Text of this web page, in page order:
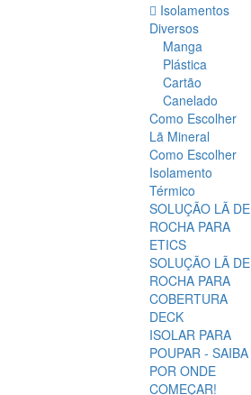
Isolamentos
Diversos
Manga
Plástica
Cartão
Canelado
Como Escolher
Lã Mineral
Como Escolher
Isolamento
Térmico
SOLUÇÃO LÃ DE
ROCHA PARA
ETICS
SOLUÇÃO LÃ DE
ROCHA PARA
COBERTURA
DECK
ISOLAR PARA
POUPAR - SAIBA
POR ONDE
COMEÇAR!